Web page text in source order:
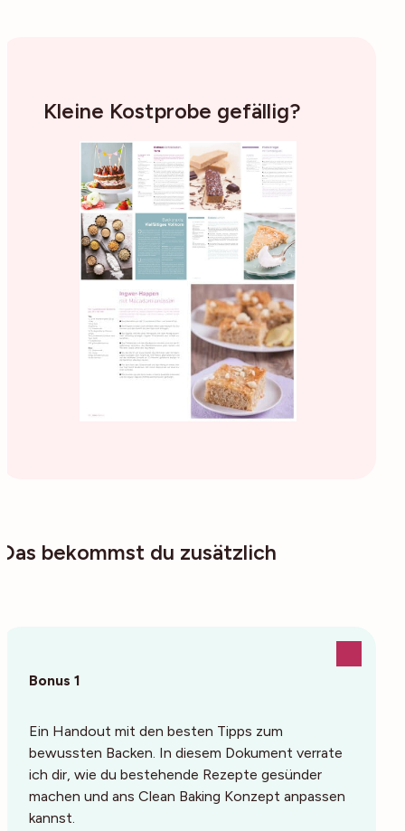
Kleine Kostprobe gefällig?
Das bekommst du zusätzlich
Bonus 1
Ein Handout mit den besten Tipps zum
bewussten Backen. In diesem Dokument verrate
ich dir, wie du bestehende Rezepte gesünder
machen und ans Clean Baking Konzept anpassen
kannst.